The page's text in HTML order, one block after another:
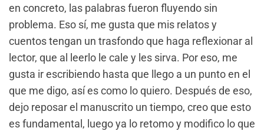
en concreto, las palabras fueron fluyendo sin
problema. Eso sí, me gusta que mis relatos y
cuentos tengan un trasfondo que haga reflexionar al
lector, que al leerlo le cale y les sirva. Por eso, me
gusta ir escribiendo hasta que llego a un punto en el
que me digo, así es como lo quiero. Después de eso,
dejo reposar el manuscrito un tiempo, creo que esto
es fundamental, luego ya lo retomo y modifico lo que